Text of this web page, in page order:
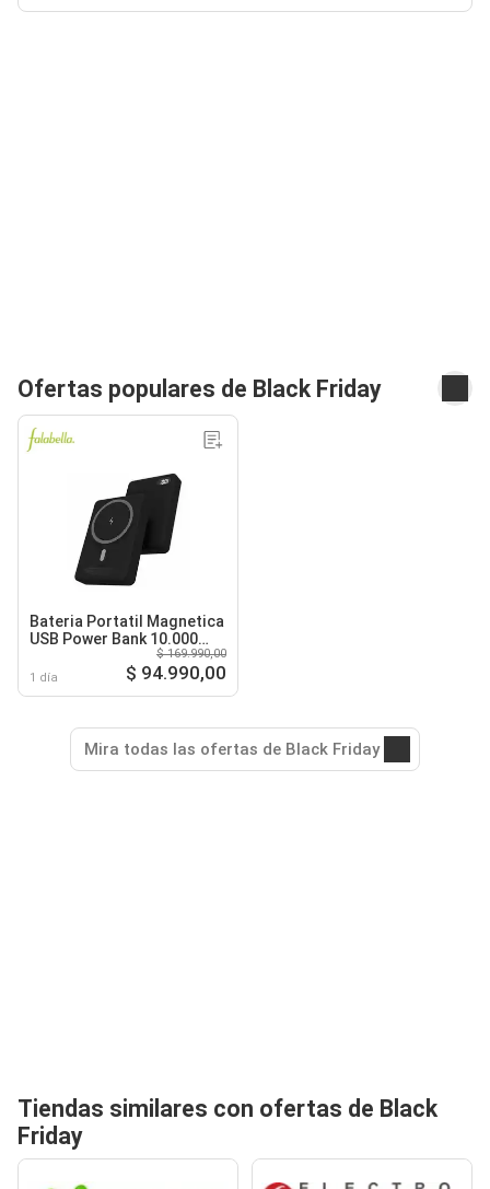
Ofertas populares de Black Friday
Bateria Portatil Magnetica
USB Power Bank 10.000
1 día
$ 169.990,00
$ 94.990,00
Mira todas las ofertas de Black Friday
Tiendas similares con ofertas de Black
Friday